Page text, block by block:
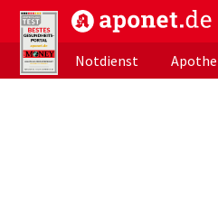
aponet.de - Das
Notdienst